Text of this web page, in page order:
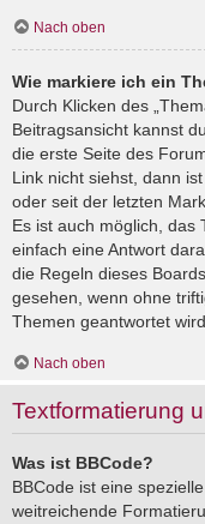
Nach oben
Wie markiere ich ein
Durch Klicken des
Beitragsansicht kannst
die erste Seite des
Link nicht siehst, dann
oder seit der letzten
Es ist auch möglich, das
einfach eine Antwort
die Regeln dieses
gesehen, wenn ohne
Themen geantwortet wird.
Nach oben
Textformatierung
Was ist BBCode?
BBCode ist eine
weitreichende